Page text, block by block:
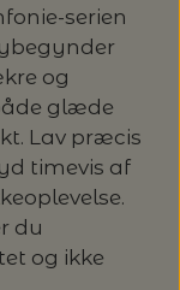
serien
og
glæde
Lav præcis
timevis af
du
og ikke